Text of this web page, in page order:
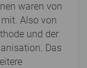
waren von
Also von
und der
Das